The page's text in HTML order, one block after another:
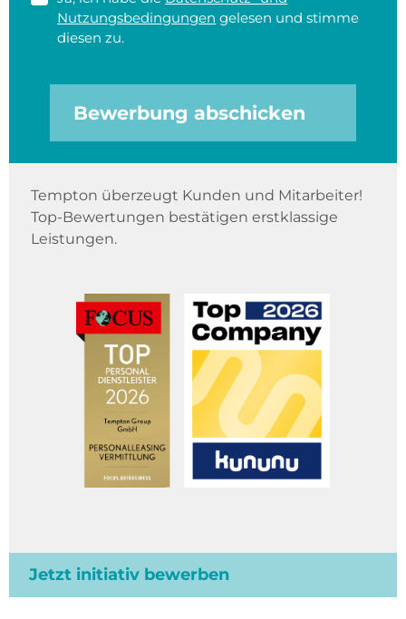
Nutzungsbedingungen gelesen und stimme
diesen zu.
Bewerbung abschicken
Tempton überzeugt Kunden und Mitarbeiter!
Top-Bewertungen bestätigen erstklassige
Leistungen.
Jetzt initiativ bewerben